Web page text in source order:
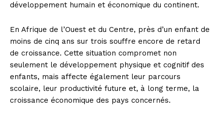
développement humain et économique du continent.
En Afrique de l’Ouest et du Centre, près d’un enfant de
moins de cinq ans sur trois souffre encore de retard
de croissance. Cette situation compromet non
seulement le développement physique et cognitif des
enfants, mais affecte également leur parcours
scolaire, leur productivité future et, à long terme, la
croissance économique des pays concernés.